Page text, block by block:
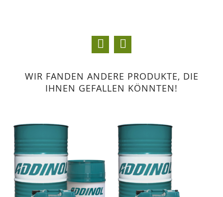
WIR FANDEN ANDERE PRODUKTE, DIE
IHNEN GEFALLEN KÖNNTEN!